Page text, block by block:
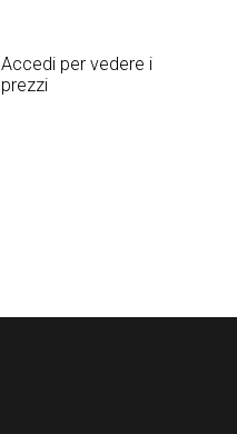
Accedi per vedere i
prezzi